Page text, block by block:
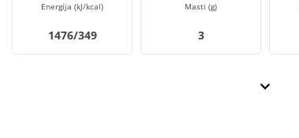
Energija (kJ/kcal)
1476/349
Masti (g)
3